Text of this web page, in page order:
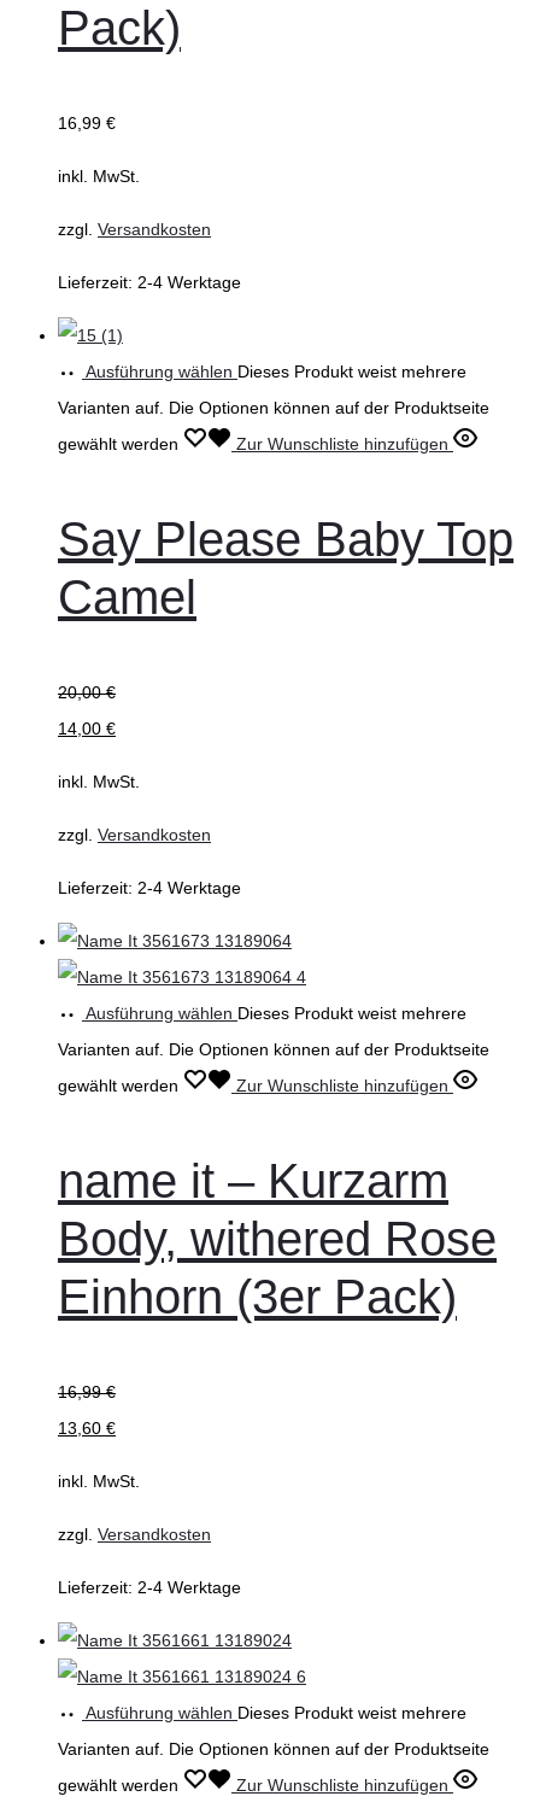
Pack)
16,99 €
inkl. MwSt.
zzgl. Versandkosten
Lieferzeit: 2-4 Werktage
Ausführung wählen Dieses Produkt weist mehrere
Varianten auf. Die Optionen können auf der Produktseite
gewählt werden
Zur Wunschliste hinzufügen
Say Please Baby Top
Camel
20,00€
14,00 €
inkl. MwSt.
zzgl. Versandkosten
Lieferzeit: 2-4 Werktage
Ausführung wählen Dieses Produkt weist mehrere
Varianten auf. Die Optionen können auf der Produktseite
gewählt werden
Zur Wunschliste hinzufügen
name it – Kurzarm
Body, withered Rose
Einhorn (3er Pack)
16,99€
13,60 €
inkl. MwSt.
zzgl. Versandkosten
Lieferzeit: 2-4 Werktage
Ausführung wählen Dieses Produkt weist mehrere
Varianten auf. Die Optionen können auf der Produktseite
gewählt werden
Zur Wunschliste hinzufügen